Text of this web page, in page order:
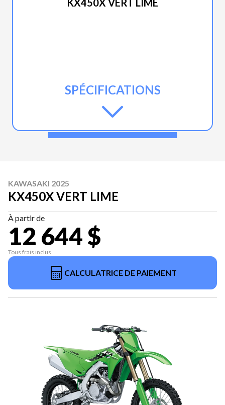
SPÉCIFICATIONS
KAWASAKI 2025
KX450X VERT LIME
À partir de
12 644 $
Tous frais inclus
CALCULATRICE DE PAIEMENT